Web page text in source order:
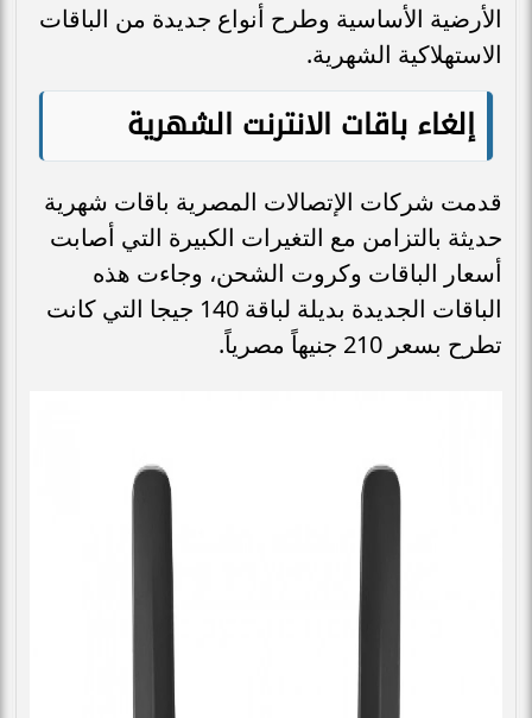
الأرضية الأساسية وطرح أنواع جديدة من الباقات
الاستهلاكية الشهرية.
إلغاء باقات الانترنت الشهرية
قدمت شركات الإتصالات المصرية باقات شهرية
حديثة بالتزامن مع التغيرات الكبيرة التي أصابت
أسعار الباقات وكروت الشحن، وجاءت هذه
الباقات الجديدة بديلة لباقة 140 جيجا التي كانت
تطرح بسعر 210 جنيهاً مصرياً.